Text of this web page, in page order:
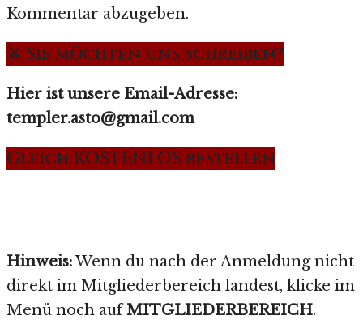
Kommentar abzugeben.
⚔️ Sie möchten uns schreiben?
Hier ist unsere Email-Adresse:
templer.asto@gmail.com
Gleich KOSTENLOS bestellen
Hinweis:Wenn du nach der Anmeldung nicht
direkt im Mitgliederbereich landest, klicke im
Menü noch aufMITGLIEDERBEREICH.